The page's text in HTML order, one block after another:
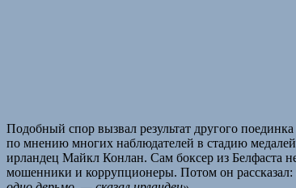
Подобный спор вызвал результат другого
по мнению многих наблюдателей в стадию
ирландец Майкл Конлан. Сам боксер из Белфаста
мошенники и коррупционеры. Потом он рассказал: